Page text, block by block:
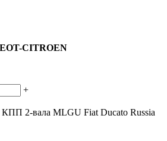
CITROEN
+
КПП 2-вала MLGU Fiat Ducato Russia